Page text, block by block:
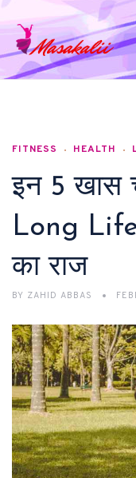
FITNESS HEALTH
इन 5 खास
Long
का राज
BY ZAHID ABBAS